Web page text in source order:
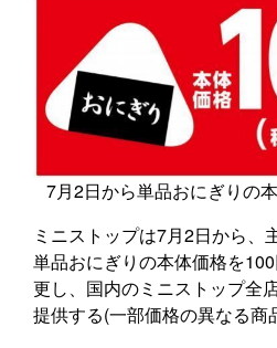
7月2日から単品おにぎりの
ミニストップは7月2日から、
単品おにぎりの本体価格を
更し、国内のミニストップ全
提供する(一部価格の異なる商